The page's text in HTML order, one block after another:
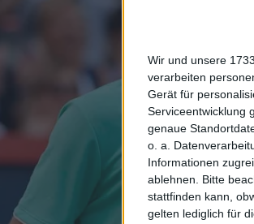
Wir und unsere
verarbeiten
Gerät für
Serviceentwicklung
genaue
o. a.
Informationen
ablehnen.
Bitte
stattfinden kann,
gelten lediglich für